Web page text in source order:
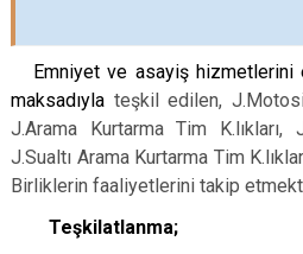
Emniyet ve asayiş
maksadıyla teşkil edilen,
J.Arama Kurtarma Tim K.lıkları,
J.Sualtı Arama Kurtarma Tim
Birliklerin faaliyetlerini takip
Teşkilatlanma;